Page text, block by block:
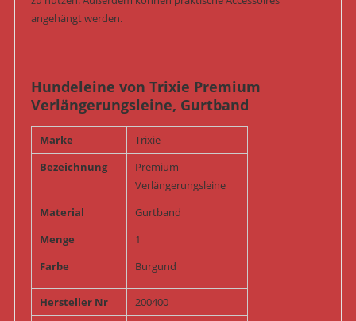
angehängt werden.
Hundeleine von Trixie Premium
Verlängerungsleine, Gurtband
Marke
Trixie
Bezeichnung
Premium
Verlängerungsleine
Material
Gurtband
Menge
1
Farbe
Burgund
Hersteller Nr
200400